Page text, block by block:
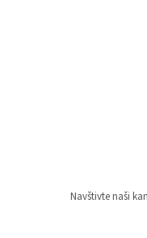
Navštivte naši